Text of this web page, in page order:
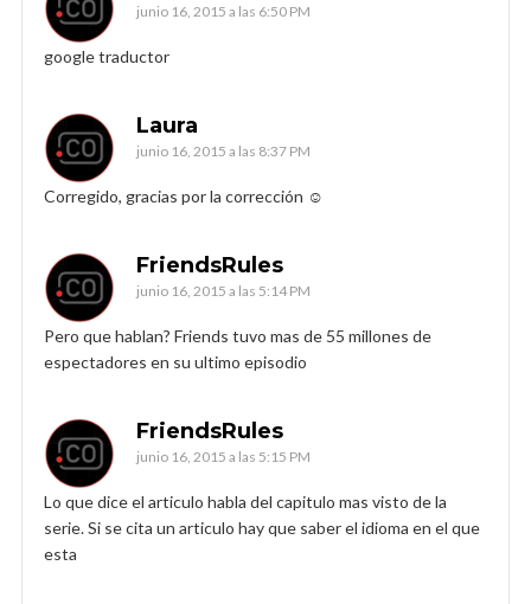
junio 16, 2015 a las 6:50 PM
google traductor
Laura
junio 16, 2015 a las 8:37 PM
Corregido, gracias por la corrección ☺️
FriendsRules
junio 16, 2015 a las 5:14 PM
Pero que hablan? Friends tuvo mas de 55 millones de
espectadores en su ultimo episodio
FriendsRules
junio 16, 2015 a las 5:15 PM
Lo que dice el articulo habla del capitulo mas visto de la
serie. Si se cita un articulo hay que saber el idioma en el que
esta